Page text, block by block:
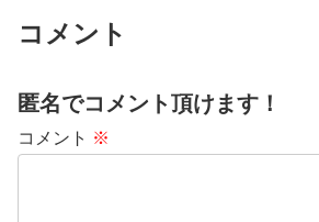
コメント
匿名でコメント頂けます！
コメント ※